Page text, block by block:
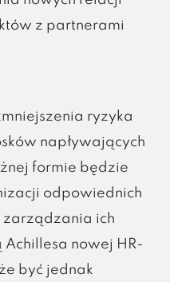
z partnerami
ryzyka
napływających
formie będzie
odpowiednich
zarządzania ich
nowej HR-
być jednak